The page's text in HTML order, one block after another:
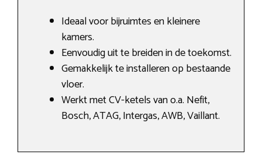
Ideaal voor bijruimtes en kleinere
kamers.
Eenvoudig uit te breiden in de toekomst.
Gemakkelijk te installeren op bestaande
vloer.
Werkt met CV-ketels van o.a. Nefit,
Bosch, ATAG, Intergas, AWB, Vaillant.